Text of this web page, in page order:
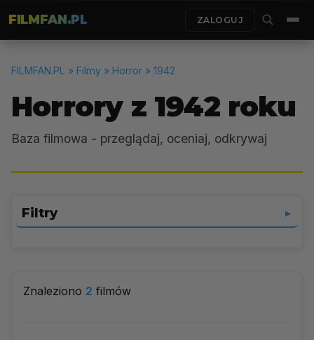
FILMFAN.PL ZALOGUJ
FILMFAN.PL » Filmy » Horror » 1942
Horrory z 1942 roku
Baza filmowa - przeglądaj, oceniaj, odkrywaj
Filtry ▼
Znaleziono 2 filmów